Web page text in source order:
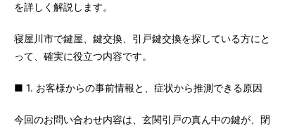
を詳しく解説します。
寝屋川市で鍵屋、鍵交換、引戸鍵交換を探している方にと
って、確実に役立つ内容です。
■ 1. お客様からの事前情報と、症状から推測できる原因
今回のお問い合わせ内容は、玄関引戸の真ん中の鍵が、閉